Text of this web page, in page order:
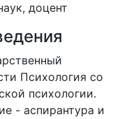
доцент
Психология со
психологии.
- аспирантура и